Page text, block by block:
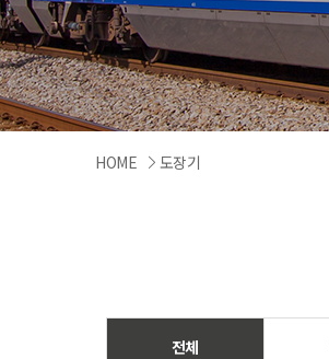
HOME 도장기
전체